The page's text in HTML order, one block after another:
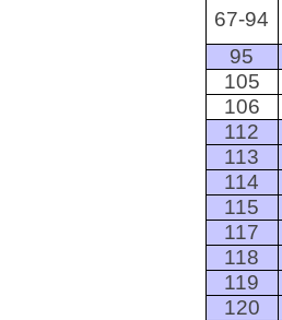
67-94
95
105
106
112
113
114
115
117
118
119
120